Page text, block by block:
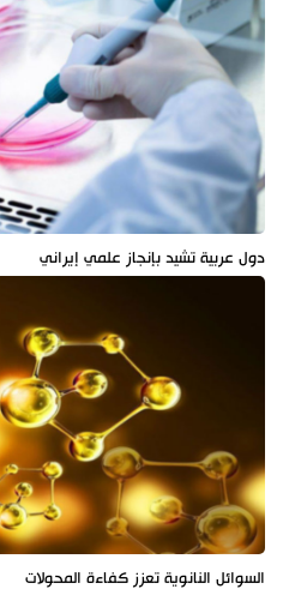
دول عربية تشيد بإنجاز علمي إيراني
السوائل النانوية تعزز كفاءة المحولات